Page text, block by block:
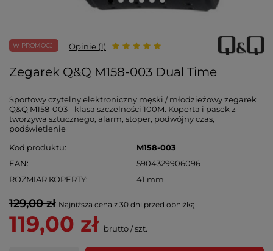
W PROMOCJI Opinie (1)
Zegarek Q&Q M158-003 Dual Time
Sportowy czytelny elektroniczny męski / młodzieżowy zegarek
Q&Q M158-003 - klasa szczelności 100M. Koperta i pasek z
tworzywa sztucznego, alarm, stoper, podwójny czas,
podświetlenie
Kod produktu
M158-003
EAN
5904329906096
ROZMIAR KOPERTY
41 mm
129,00 zł Najniższa cena z 30 dni przed obniżką
119,00 zł brutto/szt.